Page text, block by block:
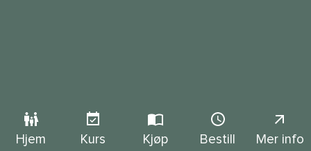
Hjem Kurs Kjøp Bestill Mer info